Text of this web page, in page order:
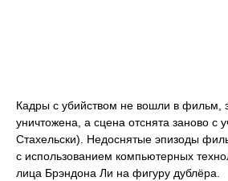
Кадры с убийством не вошли в фильм,
уничтожена, а сцена отснята заново с
Стахельски). Недоснятые эпизоды
с использованием компьютерных
лица Брэндона Ли на фигуру дублёра.